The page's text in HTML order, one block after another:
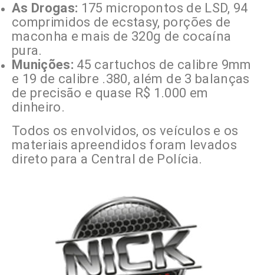
As Drogas: 175 micropontos de LSD, 94
comprimidos de ecstasy, porções de
maconha e mais de 320g de cocaína
pura.
Munições: 45 cartuchos de calibre 9mm
e 19 de calibre .380, além de 3 balanças
de precisão e quase R$ 1.000 em
dinheiro.
Todos os envolvidos, os veículos e os
materiais apreendidos foram levados
direto para a Central de Polícia.